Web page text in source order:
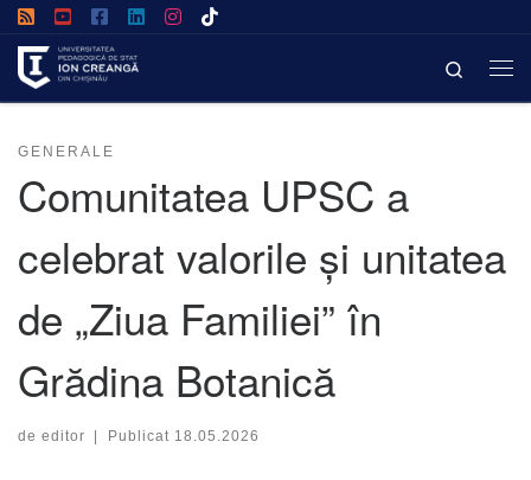
Search
GENERALE
Comunitatea UPSC a
celebrat valorile și unitatea
de „Ziua Familiei” în
Grădina Botanică
de editor | Publicat 18.05.2026